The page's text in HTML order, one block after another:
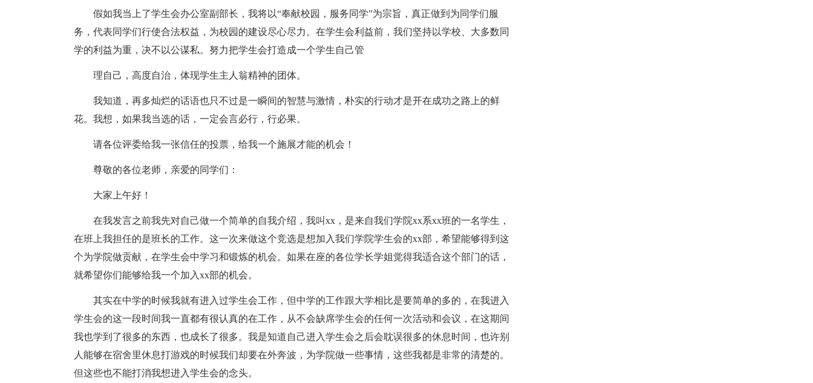
假如我当上了学生会办公室副部长，我将以“奉献校园，服务同学”为宗旨，真正做到为同学们服
务，代表同学们行使合法权益，为校园的建设尽心尽力。在学生会利益前，我们坚持以学校、大多数同
学的利益为重，决不以公谋私。努力把学生会打造成一个学生自己管
理自己，高度自治，体现学生主人翁精神的团体。
我知道，再多灿烂的话语也只不过是一瞬间的智慧与激情，朴实的行动才是开在成功之路上的鲜
花。我想，如果我当选的话，一定会言必行，行必果。
请各位评委给我一张信任的投票，给我一个施展才能的机会！
尊敬的各位老师，亲爱的同学们：
大家上午好！
在我发言之前我先对自己做一个简单的自我介绍，我叫xx，是来自我们学院xx系xx班的一名学生，
在班上我担任的是班长的工作。这一次来做这个竞选是想加入我们学院学生会的xx部，希望能够得到这
个为学院做贡献，在学生会中学习和锻炼的机会。如果在座的各位学长学姐觉得我适合这个部门的话，
就希望你们能够给我一个加入xx部的机会。
其实在中学的时候我就有进入过学生会工作，但中学的工作跟大学相比是要简单的多的，在我进入
学生会的这一段时间我一直都有很认真的在工作，从不会缺席学生会的任何一次活动和会议，在这期间
我也学到了很多的东西，也成长了很多。我是知道自己进入学生会之后会耽误很多的休息时间，也许别
人能够在宿舍里休息打游戏的时候我们却要在外奔波，为学院做一些事情，这些我都是非常的清楚的。
但这些也不能打消我想进入学生会的念头。